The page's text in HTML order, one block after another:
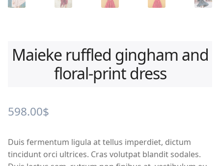
Maieke ruffled gingham and
floral-print dress
598.00$
Duis fermentum ligula at tellus imperdiet, dictum
tincidunt orci ultrices. Cras volutpat blandit sodales.